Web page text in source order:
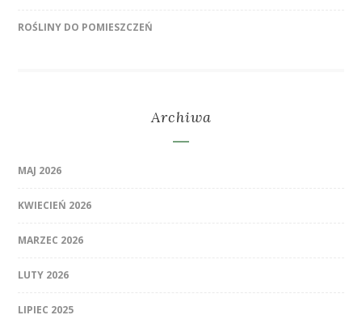
ROŚLINY DO POMIESZCZEŃ
Archiwa
MAJ 2026
KWIECIEŃ 2026
MARZEC 2026
LUTY 2026
LIPIEC 2025